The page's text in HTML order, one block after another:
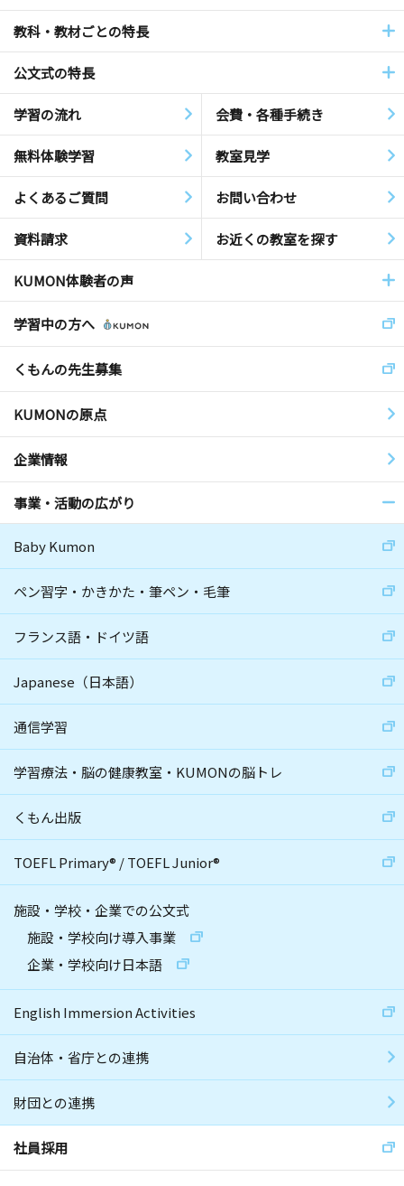
教科・教材ごとの特長
公文式の特長
学習の流れ 会費・各種手続き
無料体験学習 教室見学
よくあるご質問 お問い合わせ
資料請求 お近くの教室を探す
KUMON体験者の声
学習中の方へ
くもんの先生募集
KUMONの原点
企業情報
事業・活動の広がり
Baby Kumon
ペン習字・かきかた・筆ペン・毛筆
フランス語・ドイツ語
Japanese（日本語）
通信学習
学習療法・脳の健康教室・KUMONの脳トレ
くもん出版
TOEFL Primary® /TOEFL Junior®
施設・学校・企業での公文式
施設・学校向け導入事業
企業・学校向け日本語
English Immersion Activities
自治体・省庁との連携
財団との連携
社員採用